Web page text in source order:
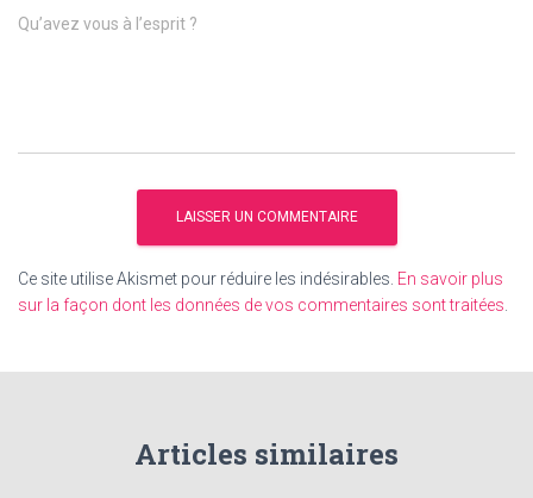
Qu’avez vous à l’esprit ?
Ce site utilise Akismet pour réduire les indésirables. En savoir plus
sur la façon dont les données de vos commentaires sont traitées
Articles similaires